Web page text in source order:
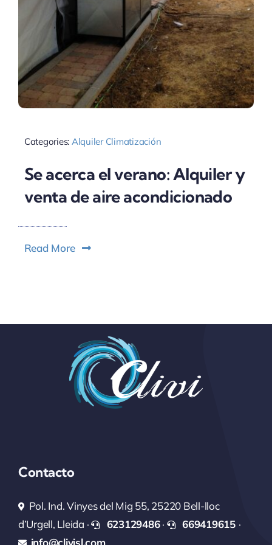
Categories: Alquiler Climatización
Se acerca el verano: Alquiler y
venta de aire acondicionado
Read More
Contacto
Pol. Ind. Vinyes del Mig 55, 25220 Bell-lloc
d’Urgell, Lleida ·
623129486· 669419615 ·